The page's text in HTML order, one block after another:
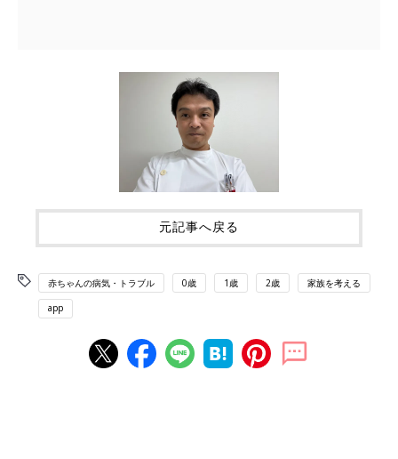
元記事へ戻る
赤ちゃんの病気・トラブル 0歳 1歳 2歳 家族を考える
app